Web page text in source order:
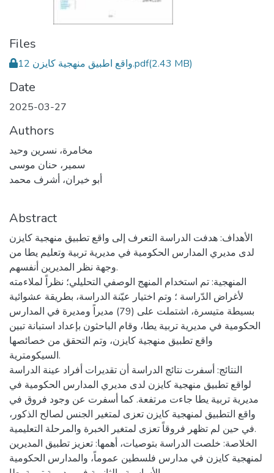
Files
12 واقع اطبيق منهجية كايزن.pdf(2.43 MB)
Date
2025-03-27
Authors
مخامرة، نسرين وحيد
سمير، حنان موسى
أبو خيران، أشرف محمد
Abstract
الأهداف: هدفت الدراسة التعرف إلى واقع تطبيق منهجية كايزن
لدى مديري المدارس الحكومية في مديرية تربية وتعليم يطا من
وجهة نظر المديرين أنفسهم.
المنهجية: تم استخدام المنهج الوصفي التحليلي؛ نظراً لملاءمته
لأغراض الدّراسة ؛ وتم اختيار عيّنة الدراسة، بطريقة عشوائية
بسيطة متيسرة، اشتملت على (79) مديراً ومديرة في المدارس
الحكومية في مديرية تربية يطا، وقام الباحثون بإعداد استبانة تبين
واقع تطبيق منهجية كايزن، وتم التحقق من خصائصها
السيكومترية.
النتائج: أسفرت نتائج الدراسة أن تقديرات أفراد عينة الدراسة
لواقع تطبيق منهجية كايزن لدى مديري المدارس الحكومية في
مديرية تربية يطا جاءت مرتفعة. كما أسفرت عن وجود فروق في
واقع التطبيق لمنهجية كايزن تعزى لمتغير الجنس لصالح الذكور،
في حين لم تظهر فروقاً تعزى لمتغير الخبرة والمرحلة التعليمية.
الخلاصة: خلصت الدراسة بتوصيات، أهمها: تعزيز تطبيق المديرين
لمنهجية كايزن في مدارس فلسطين عموماً، والمدارس الحكومية